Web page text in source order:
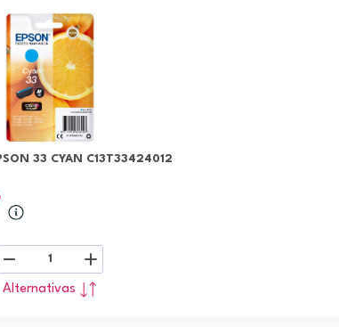
33 CYAN C13T33424012
1
Alternativas